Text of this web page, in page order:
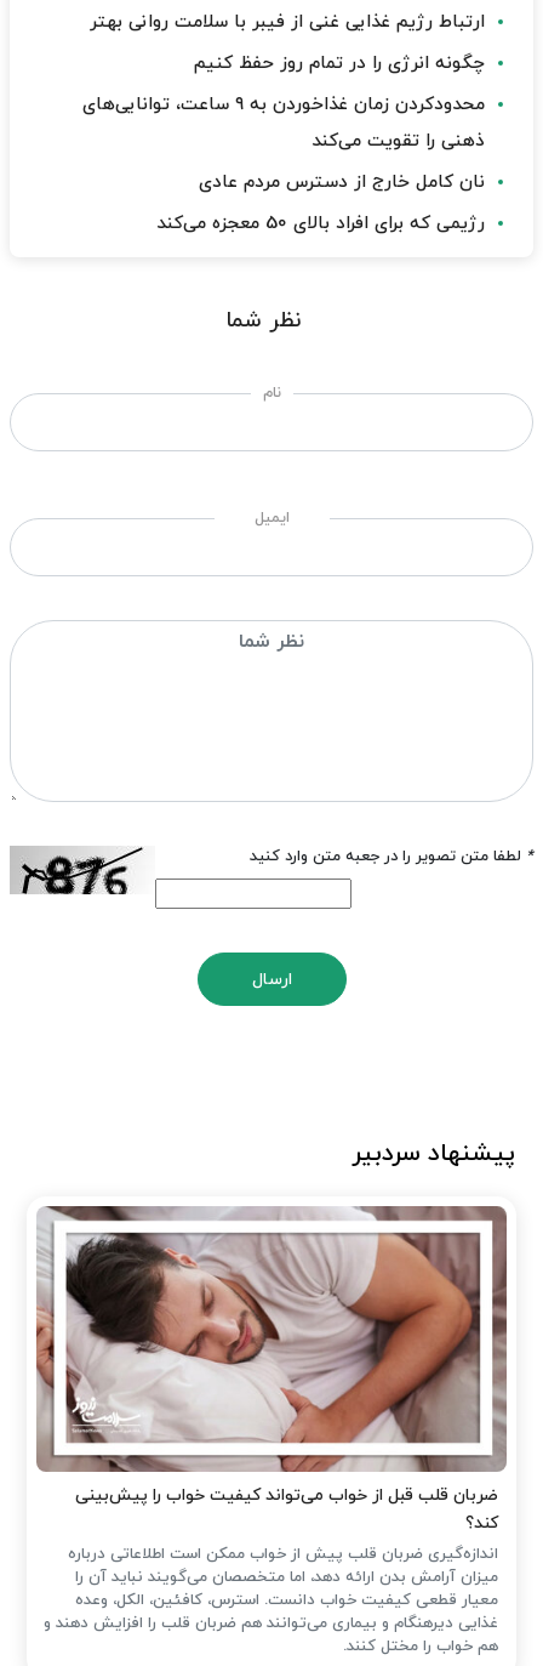
ارتباط رژیم غذایی غنی از فیبر با سلامت روانی بهتر
چگونه انرژی را در تمام روز حفظ کنیم
محدودکردن زمان غذاخوردن به ۹ ساعت، توانایی‌های
ذهنی را تقویت می‌کند
نان کامل خارج از دسترس مردم عادی
رژیمی که برای افراد بالای 50 معجزه می‌کند
نظر شما
نام
ایمیل
* لطفا متن تصویر را در جعبه متن وارد کنید
ارسال
پیشنهاد سردبیر
ضربان قلب قبل از خواب می‌تواند کیفیت خواب را پیش‌بینی
کند؟
اندازه‌گیری ضربان قلب پیش از خواب ممکن است اطلاعاتی درباره
میزان آرامش بدن ارائه دهد، اما متخصصان می‌گویند نباید آن را
معیار قطعی کیفیت خواب دانست. استرس، کافئین، الکل، وعده
غذایی دیرهنگام و بیماری می‌توانند هم ضربان قلب را افزایش دهند و
هم خواب را مختل کنند.